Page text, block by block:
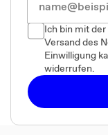
Ich bin mit
Versand des
Einwilligung
widerrufen.